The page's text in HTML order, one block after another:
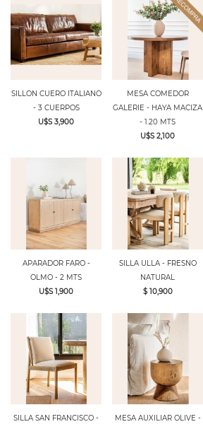
SILLON CUERO ITALIANO
- 3 CUERPOS
U$S 3,900
MESA COMEDOR
GALERIE - HAYA MACIZA
- 1.20 MTS
U$S 2,100
APARADOR FARO -
OLMO - 2 MTS
U$S 1,900
SILLA ULLA - FRESNO
NATURAL
$ 10,900
SILLA SAN FRANCISCO -
MESA AUXILIAR OLIVE -